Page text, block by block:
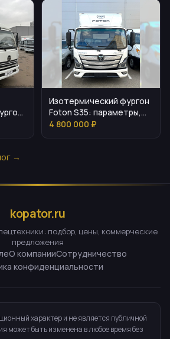
и
Изотермический фургон
Foton S35: параметры,
комплектация и
4 800 000 ₽
→
kopator.ru
подбор, цены, коммерческие
предложения
О компанииСотрудничество
конфиденциальности
характер и не является публичной
может быть изменена в любое время без